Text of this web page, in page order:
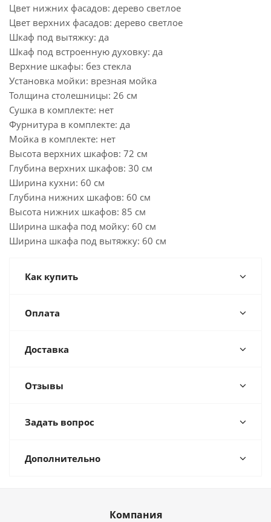
Цвет нижних фасадов: дерево светлое
Цвет верхних фасадов: дерево светлое
Шкаф под вытяжку: да
Шкаф под встроенную духовку: да
Верхние шкафы: без стекла
Установка мойки: врезная мойка
Толщина столешницы: 26 см
Сушка в комплекте: нет
Фурнитура в комплекте: да
Мойка в комплекте: нет
Высота верхних шкафов: 72 см
Глубина верхних шкафов: 30 см
Ширина кухни: 60 см
Глубина нижних шкафов: 60 см
Высота нижних шкафов: 85 см
Ширина шкафа под мойку: 60 см
Ширина шкафа под вытяжку: 60 см
Как купить
Оплата
Доставка
Отзывы
Задать вопрос
Дополнительно
Компания